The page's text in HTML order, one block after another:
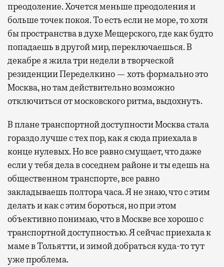
преодоление. Хочется меньше преодоления и
больше точек покоя. То есть если не море, то хотя
бы пространства в духе Мещерского, где как будто
попадаешь в другой мир, переключаешься. В
декабре я жила три недели в творческой
резиденции Переделкино — хоть формально это
Москва, но там действительно возможно
отключиться от московского ритма, выдохнуть.
В плане транспортной доступности Москва стала
гораздо лучше с тех пор, как я сюда приехала в
конце нулевых. Но все равно смущает, что даже
если у тебя дела в соседнем районе и ты едешь на
общественном транспорте, все равно
закладываешь полтора часа. Я не знаю, что с этим
делать и как с этим бороться, но при этом
объективно понимаю, что в Москве все хорошо с
транспортной доступностью. Я сейчас приехала к
маме в Тольятти, и зимой добраться куда-то тут
уже проблема.